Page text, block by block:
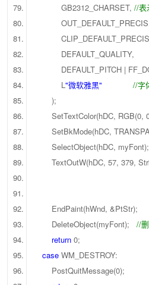
GB2312_CHARSET,//表
DEFAULT_PITCH |
L"微软雅黑"
//字
);
SetTextColor(hDC, RGB(0,
SetBkMode(hDC,
SelectObject(hDC,
TextOutW(hDC, 57, 379,
EndPaint(hWnd,
DeleteObject(myFont);//
return 0;
case
PostQuitMessage(0);